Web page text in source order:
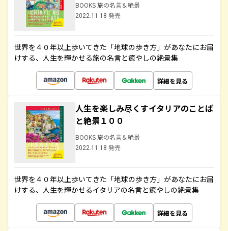
BOOKS 旅の名言＆絶景
2022.11.18 発売
世界を４０年以上歩いてきた「地球の歩き方」があなたにお届
けする、人生を輝かせる旅の名言と癒やしの絶景集
詳細を見る
人生を楽しみ尽くすイタリアのことば
と絶景１００
BOOKS 旅の名言＆絶景
2022.11.18 発売
世界を４０年以上歩いてきた「地球の歩き方」があなたにお届
けする、人生を輝かせるイタリアの名言と癒やしの絶景集
詳細を見る